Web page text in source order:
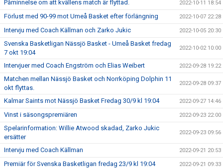
Påminnelse om att kvällens match är flyttad. 2022-10-11 18:54
Förlust med 90-99 mot Umeå Basket efter förlängning 2022-10-07 22:28
Intervju med Coach Källman och Zarko Jukic 2022-10-05 20:30
Svenska Basketligan Nässjö Basket - Umeå Basket fredag
7 okt 19:04
2022-10-02 10:00
Intervjuer med Coach Engström och Elias Weibert 2022-09-28 19:22
Matchen mellan Nässjö Basket och Norrköping Dolphin 11
okt flyttas.
2022-09-28 09:37
Kalmar Saints mot Nässjö Basket Fredag 30/9 kl 19:04 2022-09-27 14:46
Vinst i säsongspremiären 2022-09-23 22:00
Spelarinformation: Willie Atwood skadad, Zarko Jukic
ersätter
2022-09-23 09:56
Intervju med Coach Källman 2022-09-21 20:53
Premiär för Svenska Basketligan fredag 23/9 kl 19:04 2022-09-21 09:33